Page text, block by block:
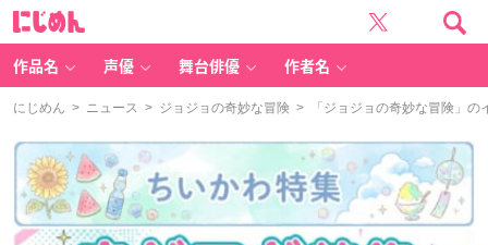
作品名 声優 舞台俳優 作者名
にじめん > ニュース > ジョジョの奇妙な冒険 > 「ジョジョの奇妙な冒険」の